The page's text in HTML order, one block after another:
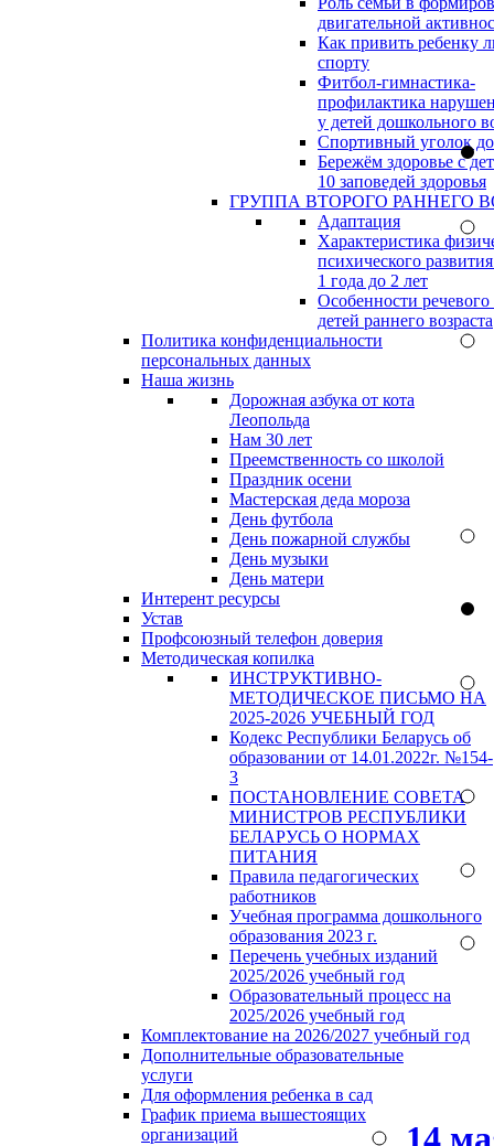
двигательной
Как привить ребенку
спорту
Фитбол-гимнастика-
профилактика
у детей дошкольного
Спортивный уголок
Бережём здоровье с
10 заповедей здоровья
ГРУППА ВТОРОГО РАННЕГО
Адаптация
Характеристика
психического
1 года до 2 лет
Особенности речевого
детей раннего возраста
Политика конфиденциальности
персональных данных
Наша жизнь
Дорожная азбука от кота
Леопольда
Нам 30 лет
Преемственность со школой
Праздник осени
Мастерская деда мороза
День футбола
День пожарной службы
День музыки
День матери
Интерент ресурсы
Устав
Профсоюзный телефон доверия
Методическая копилка
ИНСТРУКТИВНО-
МЕТОДИЧЕСКОЕ ПИСЬМО НА
2025-2026 УЧЕБНЫЙ ГОД
Кодекс Республики Беларусь об
образовании от 14.01.2022г. №154-
3
ПОСТАНОВЛЕНИЕ СОВЕТА
МИНИСТРОВ РЕСПУБЛИКИ
БЕЛАРУСЬ О НОРМАХ
ПИТАНИЯ
Правила педагогических
работников
Учебная программа дошкольного
образования 2023 г.
Перечень учебных изданий
2025/2026 учебный год
Образовательный процесс на
2025/2026 учебный год
Комплектование на 2026/2027 учебный год
Дополнительные образовательные
услуги
Для оформления ребенка в сад
График приема вышестоящих
организаций